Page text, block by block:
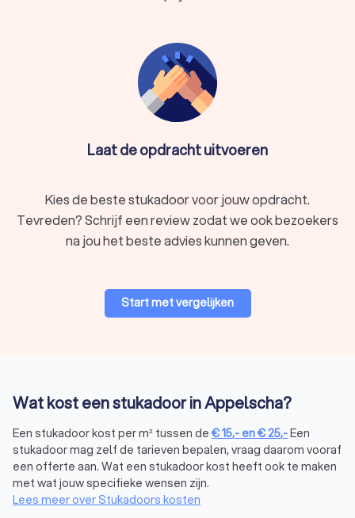
Laat de opdracht uitvoeren
Kies de beste stukadoor voor jouw opdracht.
Tevreden? Schrijf een review zodat we ook bezoekers
na jou het beste advies kunnen geven.
Start met vergelijken
Wat kost een stukadoor in Appelscha?
Een stukadoor kost per m² tussen de €15,- en€25,-Een
stukadoor mag zelf de tarieven bepalen, vraag daarom vooraf
een offerte aan. Wat een stukadoor kost heeft ook te maken
met wat jouw specifieke wensen zijn.
Lees meer over Stukadoors kosten